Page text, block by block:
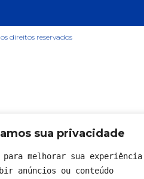
sua privacidade
para melhorar sua
anúncios ou conteúdo
direitos reservados